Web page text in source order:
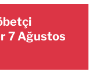
7 Ağustos